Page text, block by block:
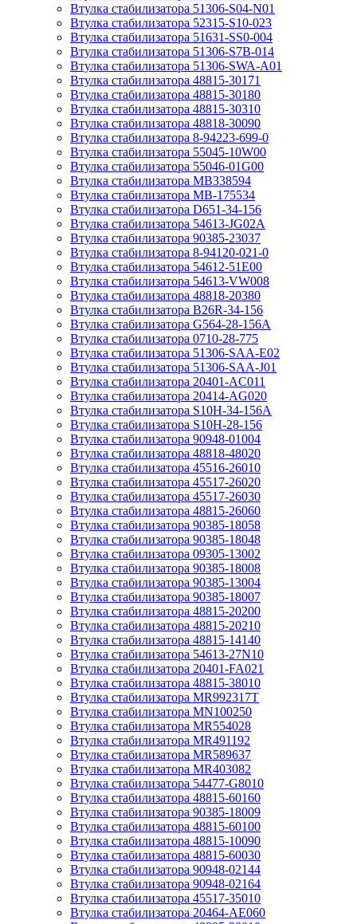
Втулка стабилизатора 51306-S04-N01
Втулка стабилизатора 52315-S10-023
Втулка стабилизатора 51631-SS0-004
Втулка стабилизатора 51306-S7B-014
Втулка стабилизатора 51306-SWA-A01
Втулка стабилизатора 48815-30171
Втулка стабилизатора 48815-30180
Втулка стабилизатора 48815-30310
Втулка стабилизатора 48818-30090
Втулка стабилизатора 8-94223-699-0
Втулка стабилизатора 55045-10W00
Втулка стабилизатора 55046-01G00
Втулка стабилизатора MB338594
Втулка стабилизатора MB-175534
Втулка стабилизатора D651-34-156
Втулка стабилизатора 54613-JG02A
Втулка стабилизатора 90385-23037
Втулка стабилизатора 8-94120-021-0
Втулка стабилизатора 54612-51E00
Втулка стабилизатора 54613-VW008
Втулка стабилизатора 48818-20380
Втулка стабилизатора B26R-34-156
Втулка стабилизатора G564-28-156A
Втулка стабилизатора 0710-28-775
Втулка стабилизатора 51306-SAA-E02
Втулка стабилизатора 51306-SAA-J01
Втулка стабилизатора 20401-AC011
Втулка стабилизатора 20414-AG020
Втулка стабилизатора S10H-34-156A
Втулка стабилизатора S10H-28-156
Втулка стабилизатора 90948-01004
Втулка стабилизатора 48818-48020
Втулка стабилизатора 45516-26010
Втулка стабилизатора 45517-26020
Втулка стабилизатора 45517-26030
Втулка стабилизатора 48815-26060
Втулка стабилизатора 90385-18058
Втулка стабилизатора 90385-18048
Втулка стабилизатора 09305-13002
Втулка стабилизатора 90385-18008
Втулка стабилизатора 90385-13004
Втулка стабилизатора 90385-18007
Втулка стабилизатора 48815-20200
Втулка стабилизатора 48815-20210
Втулка стабилизатора 48815-14140
Втулка стабилизатора 54613-27N10
Втулка стабилизатора 20401-FA021
Втулка стабилизатора 48815-38010
Втулка стабилизатора MR992317T
Втулка стабилизатора MN100250
Втулка стабилизатора MR554028
Втулка стабилизатора MR491192
Втулка стабилизатора MR589637
Втулка стабилизатора MR403082
Втулка стабилизатора 54477-G8010
Втулка стабилизатора 48815-60160
Втулка стабилизатора 90385-18009
Втулка стабилизатора 48815-60100
Втулка стабилизатора 48815-10090
Втулка стабилизатора 48815-60030
Втулка стабилизатора 90948-02144
Втулка стабилизатора 90948-02164
Втулка стабилизатора 45517-35010
Втулка стабилизатора 20464-AE060